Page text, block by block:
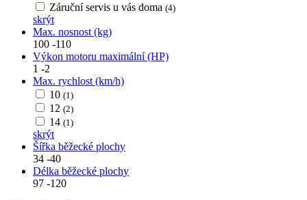
Záruční servis u vás doma (4)
skrýt
Max. nosnost (kg)
100 -110
Výkon motoru maximální (HP)
1 -2
Max. rychlost (km/h)
10 (1)
12 (2)
14 (1)
skrýt
Šířka běžecké plochy
34 -40
Délka běžecké plochy
97 -120